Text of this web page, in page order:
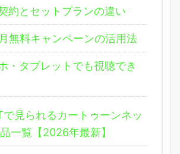
約とセットプランの違い
無料キャンペーンの活用法
・タブレットでも視聴でき
見られるカートゥーンネッ
一覧【2026年最新】